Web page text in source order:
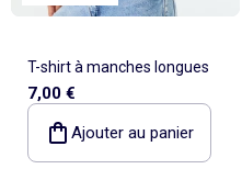
T-shirt à manches longues
7,00 €
Ajouter au panier